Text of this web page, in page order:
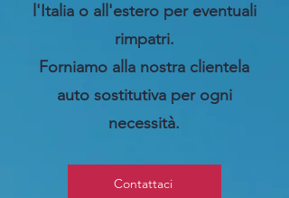
l'Italia o all'estero per eventuali
rimpatri.
Forniamo alla nostra clientela
auto sostitutiva per ogni
necessità.
Contattaci